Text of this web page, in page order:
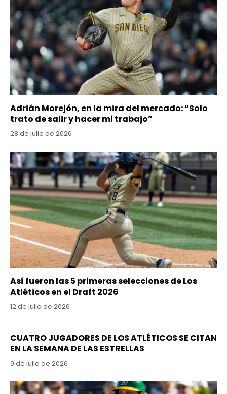
Adrián Morejón, en la mira del mercado: “Solo
trato de salir y hacer mi trabajo”
28 de julio de 2026
Así fueron las 5 primeras selecciones de Los
Atléticos en el Draft 2026
12 de julio de 2026
CUATRO JUGADORES DE LOS ATLÉTICOS SE CITAN
EN LA SEMANA DE LAS ESTRELLAS
9 de julio de 2026